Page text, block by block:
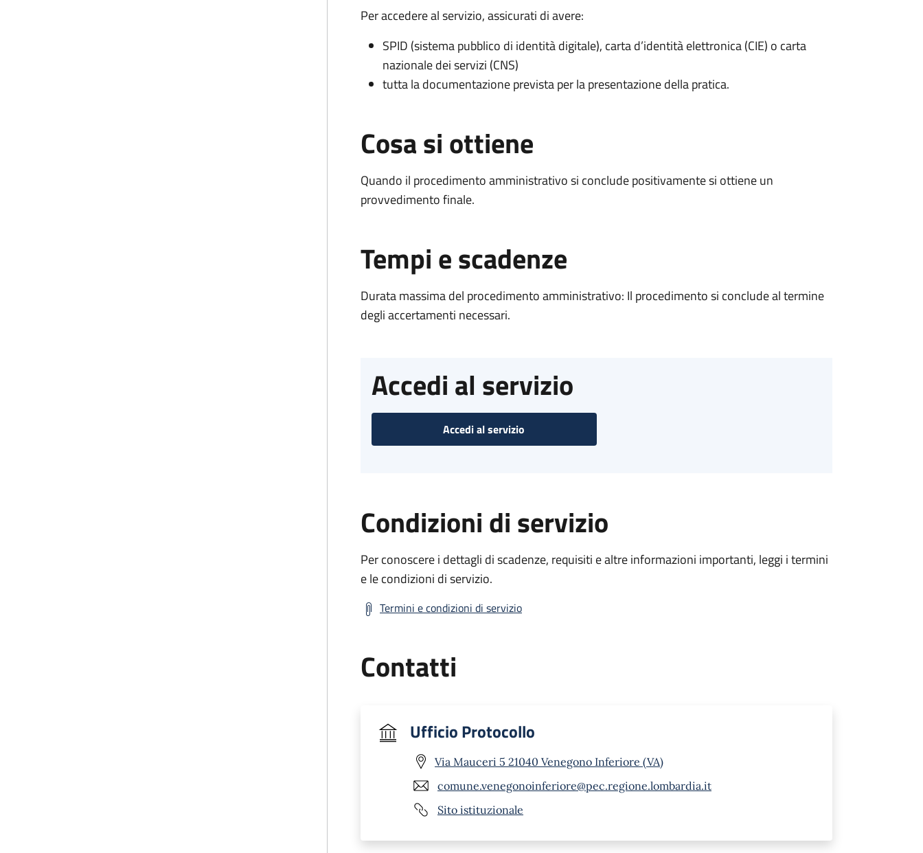
Per accedere al servizio, assicurati di avere:
SPID (sistema pubblico di identità digitale), carta d’identità elettronica (CIE) o carta
nazionale dei servizi (CNS)
tutta la documentazione prevista per la presentazione della pratica.
Cosa si ottiene
Quando il procedimento amministrativo si conclude positivamente si ottiene un
provvedimento finale.
Tempi e scadenze
Durata massima del procedimento amministrativo: Il procedimento si conclude al termine
degli accertamenti necessari.
Accedi al servizio
Accedi al servizio
Condizioni di servizio
Per conoscere i dettagli di scadenze, requisiti e altre informazioni importanti, leggi i termini
e le condizioni di servizio.
Termini e condizioni di servizio
Contatti
Ufficio Protocollo
Via Mauceri 5 21040 Venegono Inferiore (VA)
comune.venegonoinferiore@pec.regione.lombardia.it
Sito istituzionale